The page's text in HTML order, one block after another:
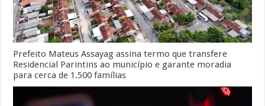
Prefeito Mateus Assayag assina termo que transfere
Residencial Parintins ao município e garante moradia
para cerca de 1.500 famílias